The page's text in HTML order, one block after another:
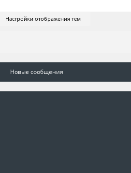
Настройки отображения тем
Новые сообщения